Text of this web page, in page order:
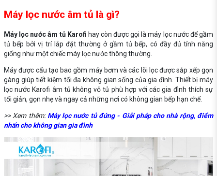
Máy lọc nước âm tủ là gì?
Máy lọc nước âm tủ Karofi hay còn được gọi là máy lọc nước để gầm
tủ bếp bởi vị trí lắp đặt thường ở gầm tủ bếp, có đầy đủ tính năng
giống như một chiếc máy lọc nước thông thường.
Máy được cấu tạo bao gồm máy bơm và các lõi lọc được sắp xếp gọn
gàng giúp tiết kiệm tối đa không gian sống của gia đình. Thiết bị máy
lọc nước Karofi âm tủ không vỏ tủ phù hợp với các gia đình thích sự
tối giản, gọn nhẹ và ngay cả những nơi có không gian bếp hạn chế.
>> Xem thêm: Máy lọc nước tủ đứng - Giải pháp cho nhà rộng, điểm
nhấn cho không gian gia đình